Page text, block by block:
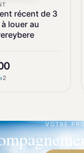
récent de 3
louer au
2
VOTRE